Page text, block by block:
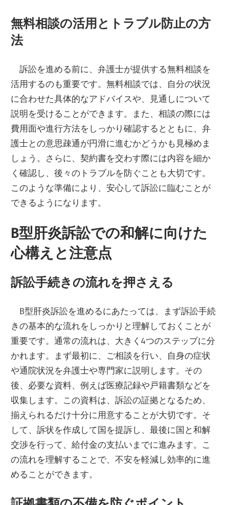
無料相談の活用とトラブル防止の方
法
訴訟を進める前に、弁護士が提供する無料相談を
活用するのも重要です。無料相談では、自分の状況
に合わせた具体的なアドバイスや、見通しについて
説明を受けることができます。また、相談の際には
費用面や進行方法をしっかり確認するとともに、弁
護士との意思疎通が円滑に進むかどうかも見極めま
しょう。さらに、契約書を交わす際には内容を細か
く確認し、後々のトラブルを防ぐことも大切です。
このような準備により、安心して訴訟に臨むことが
できるようになります。
B型肝炎訴訟での和解に向けた
心構えと注意点
訴訟手続きの流れを押さえる
B型肝炎訴訟を進めるにあたっては、まず訴訟手続
きの基本的な流れをしっかりと理解しておくことが
重要です。通常の流れは、大きく4つのステップに分
かれます。まず最初に、ご相談を行い、自身の症状
や通院状況を弁護士や専門家に説明します。その
後、必要な資料、例えば医療記録や戸籍書類などを
収集します。この資料は、訴訟の証拠となるため、
揃えられるだけ十分に用意することが大切です。そ
して、訴状を作成して国を提訴し、最後に国と和解
交渉を行って、給付金の支払いまでに進みます。こ
の流れを理解することで、不安を軽減し効率的に進
めることができます。